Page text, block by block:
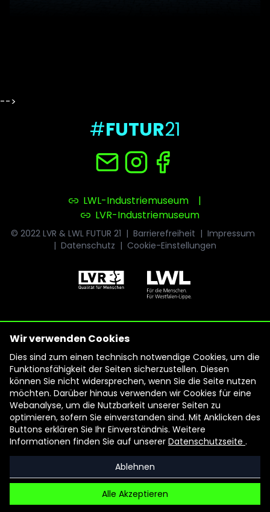
-->
#FUTUR21
LWL-Industriemuseum
|
LVR-Industriemuseum
© 2022 LVR & LWL FUTUR 21 | Barrierefreiheit | Impressum
| Datenschutz | Cookie-Einstellungen
Wir verwenden Cookies
Dies sind zum einen technisch notwendige Cookies, um die
Funktionsfähigkeit der Seiten sicherzustellen. Diesen
können Sie nicht widersprechen, wenn Sie die Seite nutzen
möchten. Darüber hinaus verwenden wir Cookies für eine
Webanalyse, um die Nutzbarkeit unserer Seiten zu
optimieren, sofern Sie einverstanden sind. Mit Anklicken des
Buttons erklären Sie Ihr Einverständnis. Weitere
Informationen finden Sie auf unserer Datenschutzseite .
Ablehnen
Alle Akzeptieren